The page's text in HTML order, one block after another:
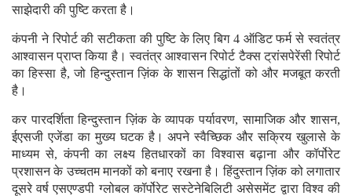
साझेदारी की पुष्टि करता है।
कंपनी ने रिपोर्ट की सटीकता की पुष्टि के लिए बिग 4 ऑडिट फर्म से स्वतंत्र
आश्वासन प्राप्त किया है। स्वतंत्र आश्वासन रिपोर्ट टैक्स ट्रांसपेरेंसी रिपोर्ट
का हिस्सा है, जो हिन्दुस्तान ज़िंक के शासन सिद्धांतों को और मजबूत करती
है।
कर पारदर्शिता हिन्दुस्तान ज़िंक के व्यापक पर्यावरण, सामाजिक और शासन,
ईएसजी एजेंडा का मुख्य घटक है। अपने स्वैच्छिक और सक्रिय खुलासे के
माध्यम से, कंपनी का लक्ष्य हितधारकों का विश्वास बढ़ाना और कॉर्पोरेट
प्रशासन के उच्चतम मानकों को बनाए रखना है। हिंदुस्तान ज़िंक को लगातार
दूसरे वर्ष एसएण्डपी ग्लोबल कॉर्पोरेट सस्टेनेबिलिटी असेसमेंट द्वारा विश्व की